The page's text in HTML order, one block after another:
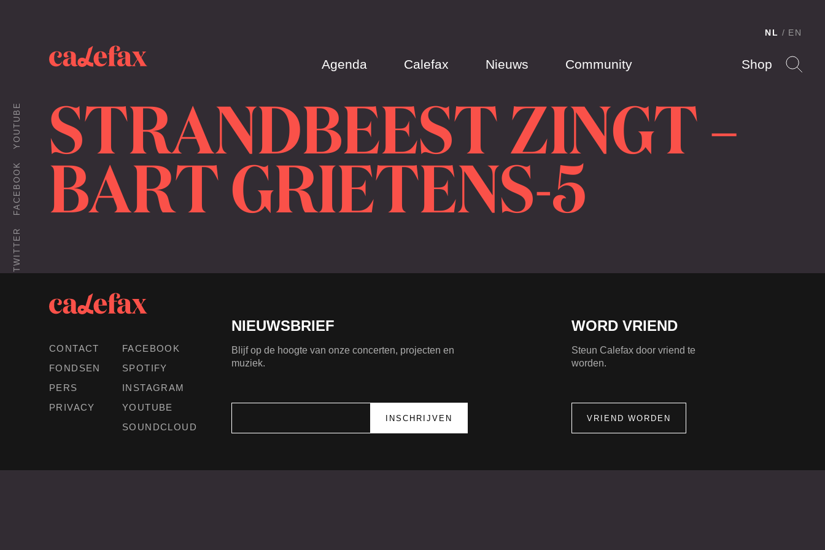
Agenda Calefax Nieuws Community Shop
NL EN
TWITTER
FACEBOOK
YOUTUBE STRANDBEEST ZINGT –
BART GRIETENS-5
CONTACT
FONDSEN
PERS
PRIVACY
FACEBOOK
SPOTIFY
INSTAGRAM
YOUTUBE
SOUNDCLOUD
NIEUWSBRIEF
Blijf op de hoogte van onze concerten, projecten en
muziek.
WORD VRIEND
Steun Calefax door vriend te
worden.
VRIEND WORDEN